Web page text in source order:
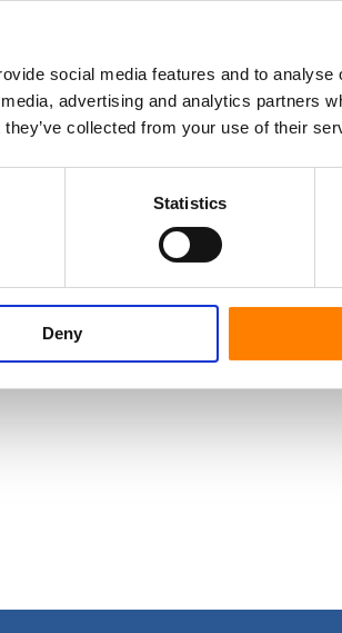
social media features and to
advertising and analytics partners
collected from your use of their
Statistics
Deny